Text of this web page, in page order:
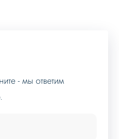
- мы ответим